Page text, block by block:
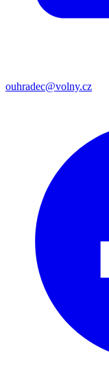
ouhradec@volny.cz